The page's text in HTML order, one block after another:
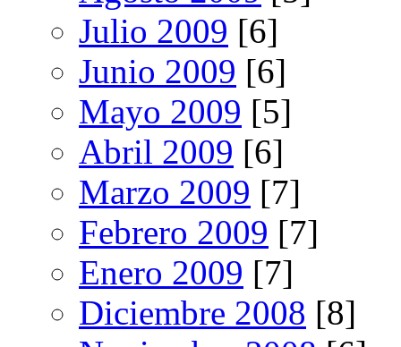
Julio 2009 [6]
Junio 2009 [6]
Mayo 2009 [5]
Abril 2009 [6]
Marzo 2009 [7]
Febrero 2009 [7]
Enero 2009 [7]
Diciembre 2008 [8]